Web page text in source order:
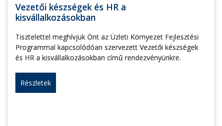
Vezetői készségek és HR a
kisvállalkozásokban
Tisztelettel meghívjuk Önt az Üzleti Környezet Fejlesztési
Programmal kapcsolódóan szervezett Vezetői készségek
és HR a kisvállalkozásokban című rendezvényünkre.
Részletek